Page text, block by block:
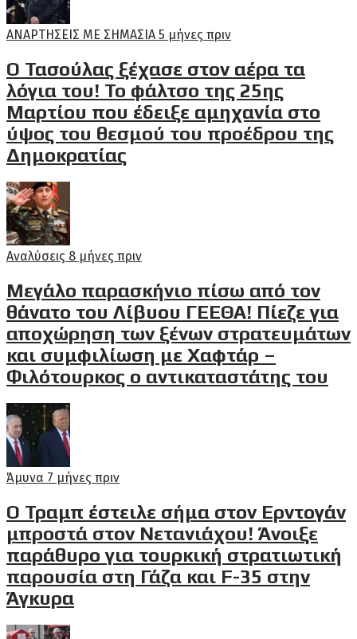
ΑΝΑΡΤΗΣΕΙΣ ΜΕ ΣΗΜΑΣΙΑ 5 μήνες πριν
Ο Τασούλας ξέχασε στον αέρα τα
λόγια του! Το φάλτσο της 25ης
Μαρτίου που έδειξε αμηχανία στο
ύψος του θεσμού του προέδρου της
Δημοκρατίας
Αναλύσεις 8 μήνες πριν
Μεγάλο παρασκήνιο πίσω από τον
θάνατο του Λίβυου ΓΕΕΘΑ! Πίεζε για
αποχώρηση των ξένων στρατευμάτων
και συμφιλίωση με Χαφτάρ –
Φιλότουρκος ο αντικαταστάτης του
Άμυνα 7 μήνες πριν
Ο Τραμπ έστειλε σήμα στον Ερντογάν
μπροστά στον Νετανιάχου! Άνοιξε
παράθυρο για τουρκική στρατιωτική
παρουσία στη Γάζα και F-35 στην
Άγκυρα